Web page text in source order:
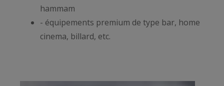
hammam
- équipements premium de type bar, home
cinema, billard, etc.